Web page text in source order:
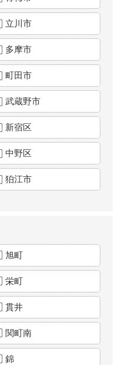
立川市
多摩市
町田市
武蔵野市
新宿区
中野区
狛江市
旭町
栄町
貫井
関町南
錦